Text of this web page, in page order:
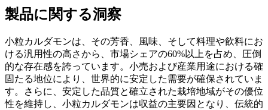
製品に関する洞察
小粒カルダモンは、その芳香、風味、そして料理や飲料にお
ける汎用性の高さから、市場シェアの60%以上を占め、圧倒
的な存在感を誇っています。小売および産業用途における確
固たる地位により、世界的に安定した需要が確保されていま
す。さらに、安定した品質と確立された栽培地域がその優位
性を維持し、小粒カルダモンは収益の主要因となり、伝統的